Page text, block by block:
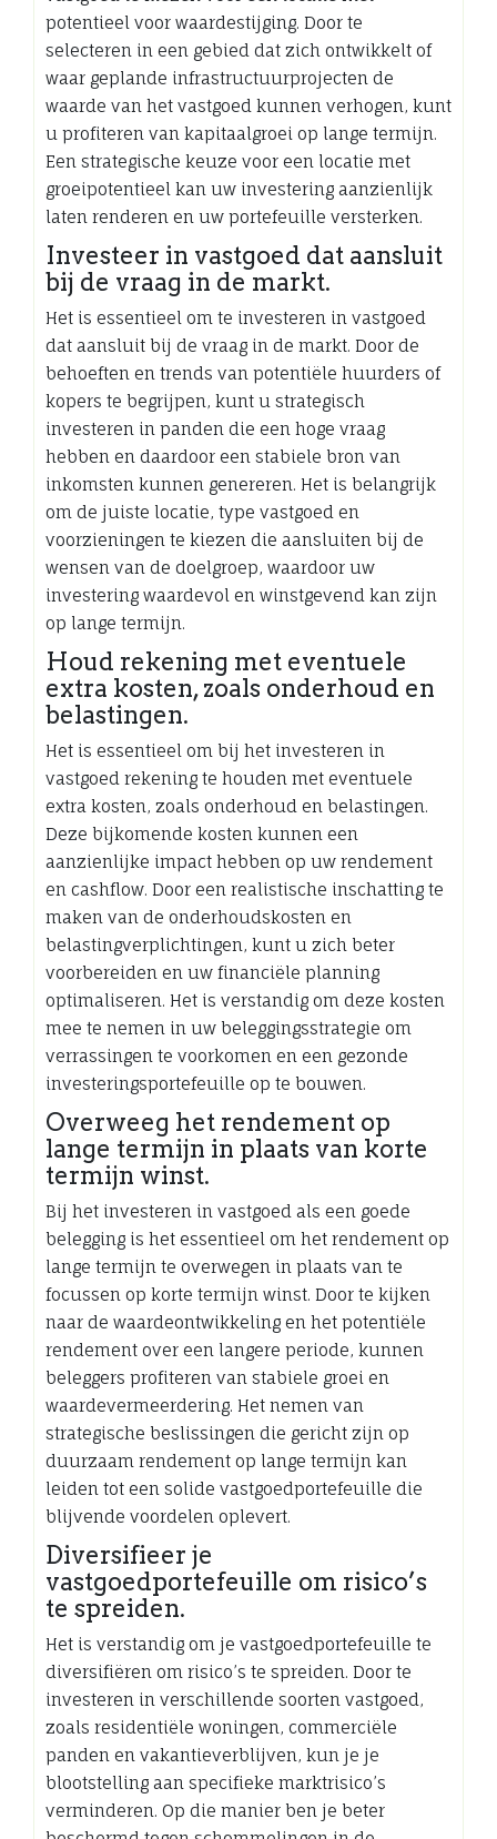
potentieel voor waardestijging. Door te
selecteren in een gebied dat zich ontwikkelt of
waar geplande infrastructuurprojecten de
waarde van het vastgoed kunnen verhogen, kunt
u profiteren van kapitaalgroei op lange termijn.
Een strategische keuze voor een locatie met
groeipotentieel kan uw investering aanzienlijk
laten renderen en uw portefeuille versterken.
Investeer in vastgoed dat aansluit
bij de vraag in de markt.
Het is essentieel om te investeren in vastgoed
dat aansluit bij de vraag in de markt. Door de
behoeften en trends van potentiële huurders of
kopers te begrijpen, kunt u strategisch
investeren in panden die een hoge vraag
hebben en daardoor een stabiele bron van
inkomsten kunnen genereren. Het is belangrijk
om de juiste locatie, type vastgoed en
voorzieningen te kiezen die aansluiten bij de
wensen van de doelgroep, waardoor uw
investering waardevol en winstgevend kan zijn
op lange termijn.
Houd rekening met eventuele
extra kosten, zoals onderhoud en
belastingen.
Het is essentieel om bij het investeren in
vastgoed rekening te houden met eventuele
extra kosten, zoals onderhoud en belastingen.
Deze bijkomende kosten kunnen een
aanzienlijke impact hebben op uw rendement
en cashflow. Door een realistische inschatting te
maken van de onderhoudskosten en
belastingverplichtingen, kunt u zich beter
voorbereiden en uw financiële planning
optimaliseren. Het is verstandig om deze kosten
mee te nemen in uw beleggingsstrategie om
verrassingen te voorkomen en een gezonde
investeringsportefeuille op te bouwen.
Overweeg het rendement op
lange termijn in plaats van korte
termijn winst.
Bij het investeren in vastgoed als een goede
belegging is het essentieel om het rendement op
lange termijn te overwegen in plaats van te
focussen op korte termijn winst. Door te kijken
naar de waardeontwikkeling en het potentiële
rendement over een langere periode, kunnen
beleggers profiteren van stabiele groei en
waardevermeerdering. Het nemen van
strategische beslissingen die gericht zijn op
duurzaam rendement op lange termijn kan
leiden tot een solide vastgoedportefeuille die
blijvende voordelen oplevert.
Diversifieer je
vastgoedportefeuille om risico’s
te spreiden.
Het is verstandig om je vastgoedportefeuille te
diversifiëren om risico’s te spreiden. Door te
investeren in verschillende soorten vastgoed,
zoals residentiële woningen, commerciële
panden en vakantieverblijven, kun je je
blootstelling aan specifieke marktrisico’s
verminderen. Op die manier ben je beter